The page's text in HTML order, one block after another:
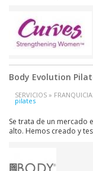
soporte de la marca,
motivos personales.
Body Evolution
SERVICIOS »
pilates
Se trata de un mercado
alto. Hemos creado y
funciona en España con